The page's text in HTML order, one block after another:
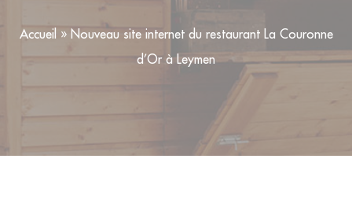
Accueil » Nouveau site internet du restaurant La Couronne
d’Or à Leymen